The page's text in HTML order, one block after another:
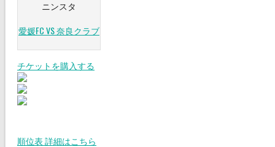
ニンスタ
愛媛FC VS 奈良クラブ
チケットを購入する
順位表 詳細はこちら